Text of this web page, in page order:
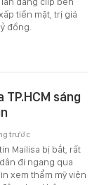
tiền mặt, trị giá
đồng.
sáng
Mailisa bị bắt, rất
đi ngang qua
xem thẩm mỹ viện
trước